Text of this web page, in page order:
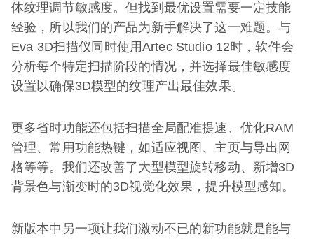
体纹理调节敏感度。但找到最优设置需要一定技能
经验，所以我们的产品为新手解决了这一难题。与
Eva 3D扫描仪同时使用Artec Studio 12时，软件会
分析每个特定扫描阶段的情况，并选择最佳敏感度
设置以确保3D模型的纹理产出最佳效果。
更多省时功能还包括扫描全局配准提速、优化RAM
管理、常用功能热键，如适应视图、主页与导出网
格等等。我们还改善了大型模型旋转移动、新增3D
背景色与渐变时的3D视觉化效果，提升模型感知。
新版本中另一项让我们激动不已的新功能就是能与